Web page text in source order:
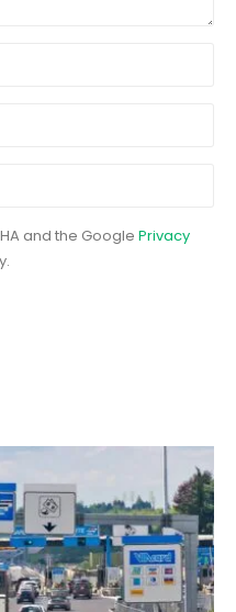
and the Google Privacy